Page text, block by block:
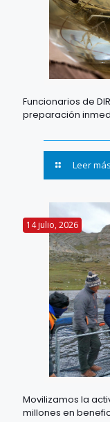
Funcionarios de
preparación
Leer más
14 julio, 2026
Movilizamos la
millones en